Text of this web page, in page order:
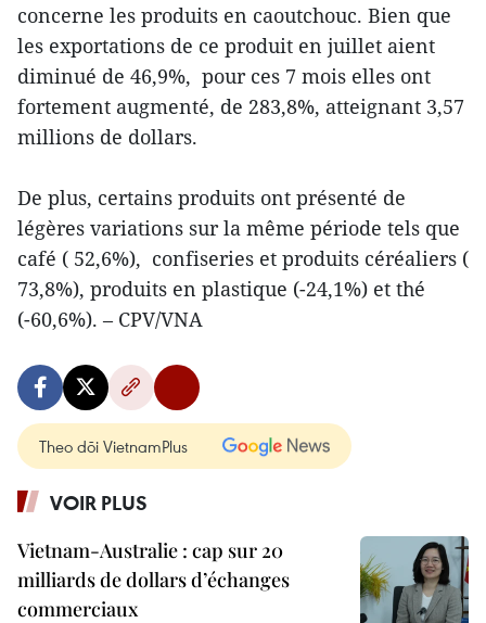
concerne les produits en caoutchouc. Bien que
les exportations de ce produit en juillet aient
diminué de 46,9%, pour ces 7 mois elles ont
fortement augmenté, de 283,8%, atteignant 3,57
millions de dollars.
De plus, certains produits ont présenté de
légères variations sur la même période tels que
café ( 52,6%), confiseries et produits céréaliers (
73,8%), produits en plastique (-24,1%) et thé
(-60,6%). – CPV/VNA
Theo dõi VietnamPlus
VOIR PLUS
Vietnam-Australie : cap sur 20
milliards de dollars d’échanges
commerciaux